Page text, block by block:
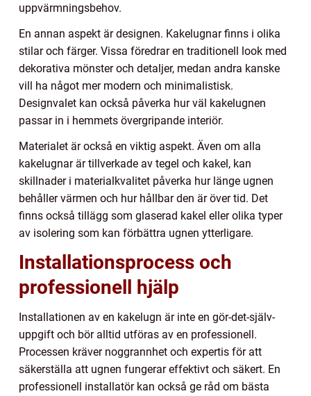
uppvärmningsbehov.
En annan aspekt är designen. Kakelugnar finns i olika
stilar och färger. Vissa föredrar en traditionell look med
dekorativa mönster och detaljer, medan andra kanske
vill ha något mer modern och minimalistisk.
Designvalet kan också påverka hur väl kakelugnen
passar in i hemmets övergripande interiör.
Materialet är också en viktig aspekt. Även om alla
kakelugnar är tillverkade av tegel och kakel, kan
skillnader i materialkvalitet påverka hur länge ugnen
behåller värmen och hur hållbar den är över tid. Det
finns också tillägg som glaserad kakel eller olika typer
av isolering som kan förbättra ugnen ytterligare.
Installationsprocess och
professionell hjälp
Installationen av en kakelugn är inte en gör-det-själv-
uppgift och bör alltid utföras av en professionell.
Processen kräver noggrannhet och expertis för att
säkerställa att ugnen fungerar effektivt och säkert. En
professionell installatör kan också ge råd om bästa